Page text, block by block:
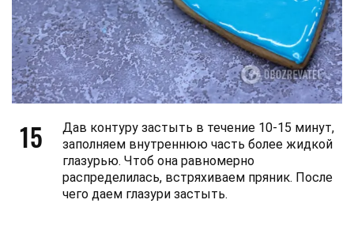
15
Дав контуру застыть в течение 10-15 минут,
заполняем внутреннюю часть более жидкой
глазурью. Чтоб она равномерно
распределилась, встряхиваем пряник. После
чего даем глазури застыть.